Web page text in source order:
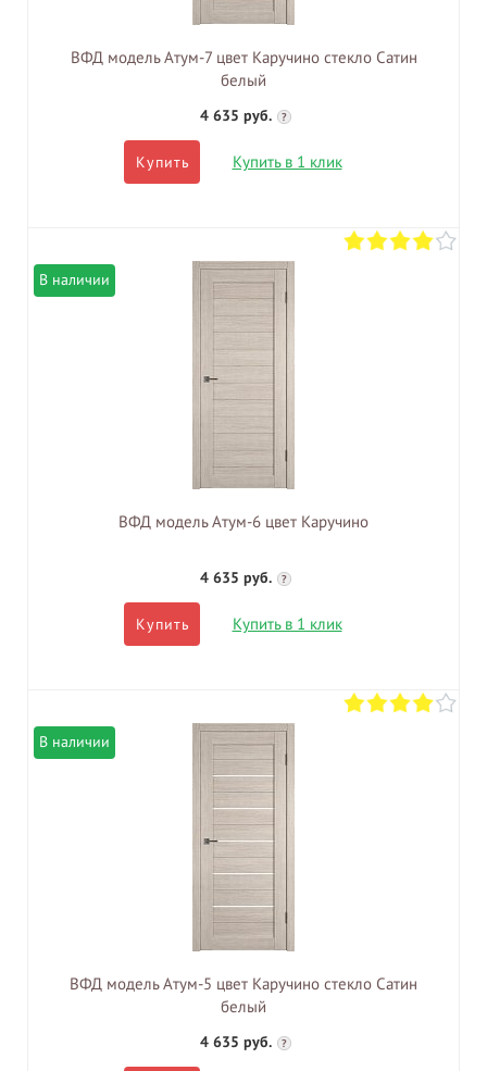
ВФД модель Атум-7 цвет Каручино стекло Сатин
белый
4 635 руб. ?
Купить Купить в 1 клик
В наличии
ВФД модель Атум-6 цвет Каручино
4 635 руб. ?
Купить Купить в 1 клик
В наличии
ВФД модель Атум-5 цвет Каручино стекло Сатин
белый
4 635 руб. ?